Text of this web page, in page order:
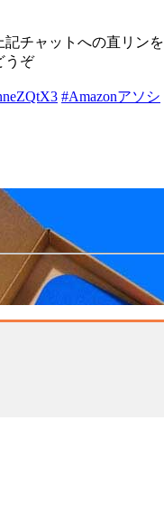
チャットへの直リンを
うぞ
#Amazonアソシ